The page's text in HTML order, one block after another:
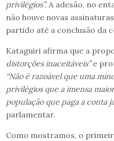
privilégios”. A adesão, no
não houve novas
partido até a conclusão da
Kataguiri afirma que a
distorções inaceitáveis”e
“Não é razoável que uma
privilégios que a imensa
população que paga a conta
parlamentar.
Como mostramos, o